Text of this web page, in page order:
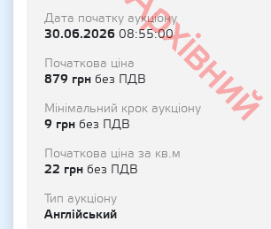
Архівний
Дата початку аукціону
30.06.2026 08:55:00
Початкова ціна
879 грн без ПДВ
Мінімальний крок аукціону
9 грн без ПДВ
Початкова ціна за кв.м
22 грн без ПДВ
Тип аукціону
Англійський